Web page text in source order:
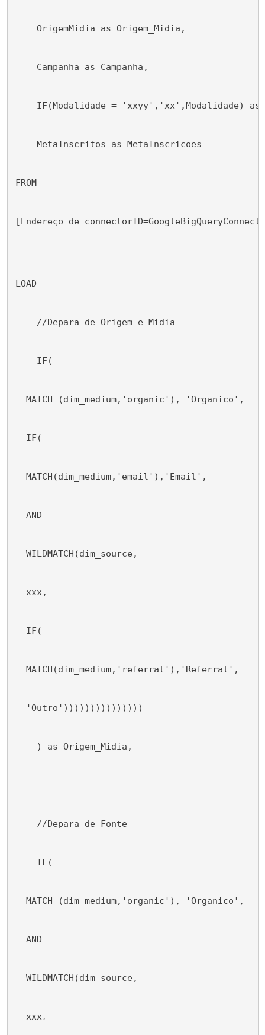
OrigemMidia as Origem_Midia,
Campanha as Campanha,
IF(Modalidade = 'xxyy','xx',Modalidade) as
MetaInscritos as MetaInscricoes
FROM
[Endereço de
LOAD
//Depara de Origem e Midia
IF(
MATCH (dim_medium,'organic'), 'Organico',
IF(
MATCH(dim_medium,'email'),'Email',
AND
WILDMATCH(dim_source,
xxx,
IF(
MATCH(dim_medium,'referral'),'Referral',
'Outro')))))))))))))))
) as Origem_Midia,
//Depara de Fonte
IF(
MATCH (dim_medium,'organic'), 'Organico',
AND
WILDMATCH(dim_source,
xxx,